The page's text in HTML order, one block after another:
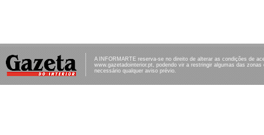
A INFORMARTE reserva-se no direito de alterar as condições de
www.gazetadointerior.pt, podendo vir a restringir algumas das
necessário qualquer aviso prévio.